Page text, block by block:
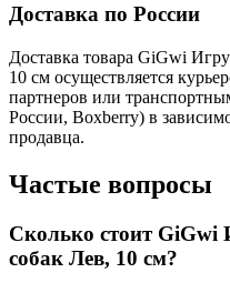
Доставка по России
Доставка товара GiGwi
10 см осуществляется
партнеров или
России, Boxberry) в
продавца.
Частые вопросы
Сколько стоит
собак Лев, 10 см?